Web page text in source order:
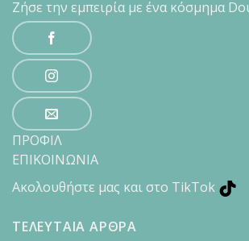
Ζήσε την εμπειρία με ένα κόσμημα
ΠΡΟΦΙΛ
ΕΠΙΚΟΙΝΩΝΙΑ
Ακολουθήστε μας και στο TikTok
ΤΕΛΕΥΤΑΙΑ ΑΡΘΡΑ